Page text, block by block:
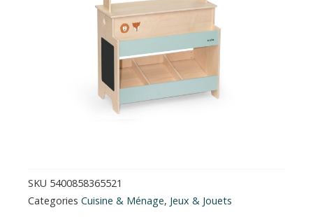
SKU 5400858365521
Categories Cuisine & Ménage, Jeux & Jouets